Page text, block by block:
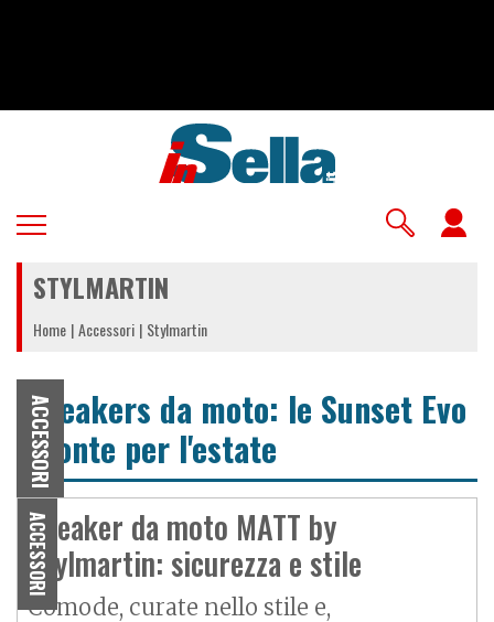
STYLMARTIN
Home Accessori Stylmartin
ACCESSORI
Sneakers da moto: le Sunset Evo
pronte per l'estate
ACCESSORI
Sneaker da moto MATT by
Stylmartin: sicurezza e stile
Comode, curate nello stile e,